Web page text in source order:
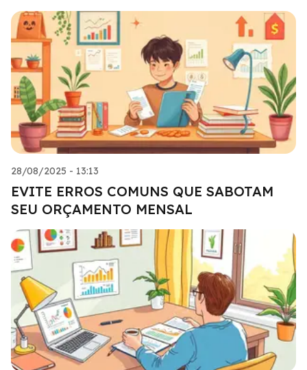
28/08/2025 - 13:13
EVITE ERROS COMUNS QUE SABOTAM
SEU ORÇAMENTO MENSAL